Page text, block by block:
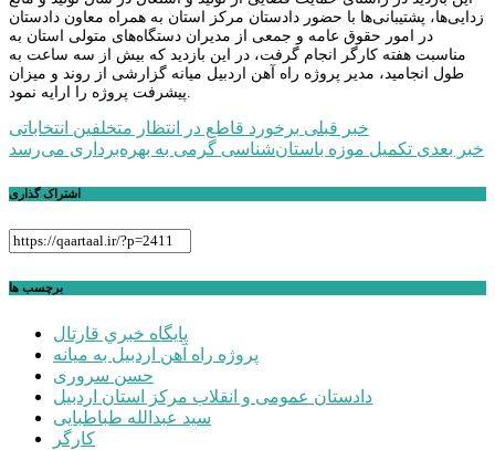
زدایی‌ها، پشتیبانی‌ها با حضور دادستان مرکز استان به همراه معاون دادستان
در امور حقوق عامه و جمعی از مدیران دستگاه‌های متولی استان به
مناسبت هفته کارگر انجام گرفت، در این بازدید که بیش از سه ساعت به
طول انجامید، مدیر پروژه راه آهن اردبیل میانه گزارشی از روند و میزان
پیشرفت پروژه را ارایه نمود.
راهبری
نوشته
خبر قبلی برخورد قاطع در انتظار متخلفین انتخاباتی
خبر بعدی تکمیل موزه باستان‌شناسی گرمی به بهره‌برداری می‌رسد
اشتراک گذاری
برچسب ها
پايگاه خبري قارتال
پروژه راه آهن اردبیل به میانه
حسن سروری
دادستان عمومی و انقلاب مرکز استان اردبیل
سید عبدالله طباطبایی
کارگر